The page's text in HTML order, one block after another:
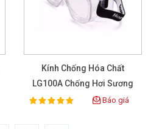
Kính Chống Hóa Chất
LG100A Chống Hơi Sương
Rating:
100% Báo giá